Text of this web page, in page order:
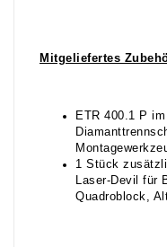
Mitgeliefertes
ETR 400.1 P
1 Stück
Laser-Devil für
Quadroblock,